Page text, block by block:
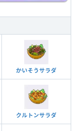
かいそうサラダ
クルトンサラダ